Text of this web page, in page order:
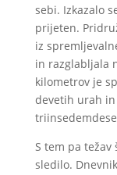
sebi. Izkazalo
prijeten.
iz
in razglabljala
kilometrov je
devetih urah
S tem pa težav
sledilo.